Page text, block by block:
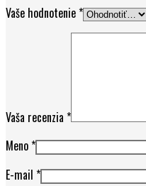
Vaše hodnotenie*
Vaša recenzia *
Meno*
E-mail *